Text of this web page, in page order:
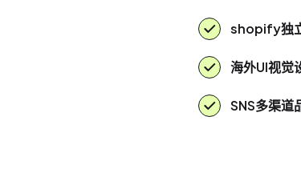
shopify独
海外UI视觉
SNS多渠道